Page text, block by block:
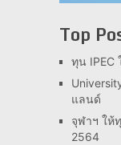
Top
ทุน IPEC
แลนด์
จุฬาฯ ให้
2564